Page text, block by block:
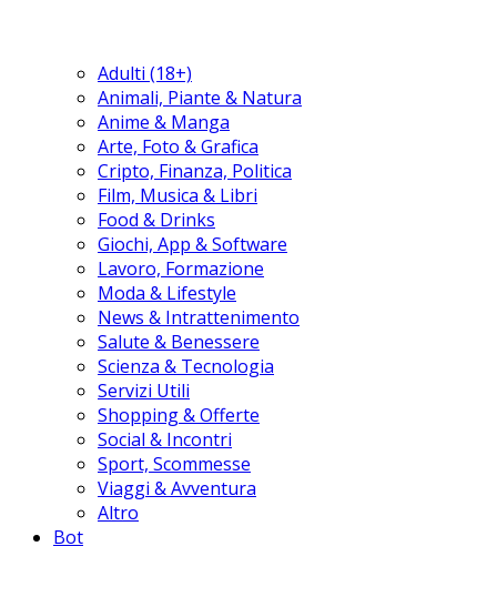
Adulti (18+)
Animali, Piante & Natura
Anime & Manga
Arte, Foto & Grafica
Cripto, Finanza, Politica
Film, Musica & Libri
Food & Drinks
Giochi, App & Software
Lavoro, Formazione
Moda & Lifestyle
News & Intrattenimento
Salute & Benessere
Scienza & Tecnologia
Servizi Utili
Shopping & Offerte
Social & Incontri
Sport, Scommesse
Viaggi & Avventura
Altro
Bot